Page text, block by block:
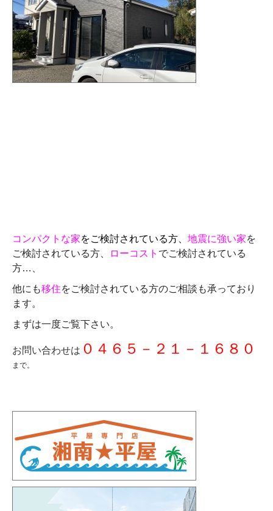
コンパクトな家をご検討されている方、 地震に強い家を
ご検討されている方、
ローコスト でご検討されている
方…、
他にも移住をご検討されている方のご相談も承っており
ます。
まずは一度ご覧下さい。
お問い合わせは ０４６５－２１－１６８０
まで。